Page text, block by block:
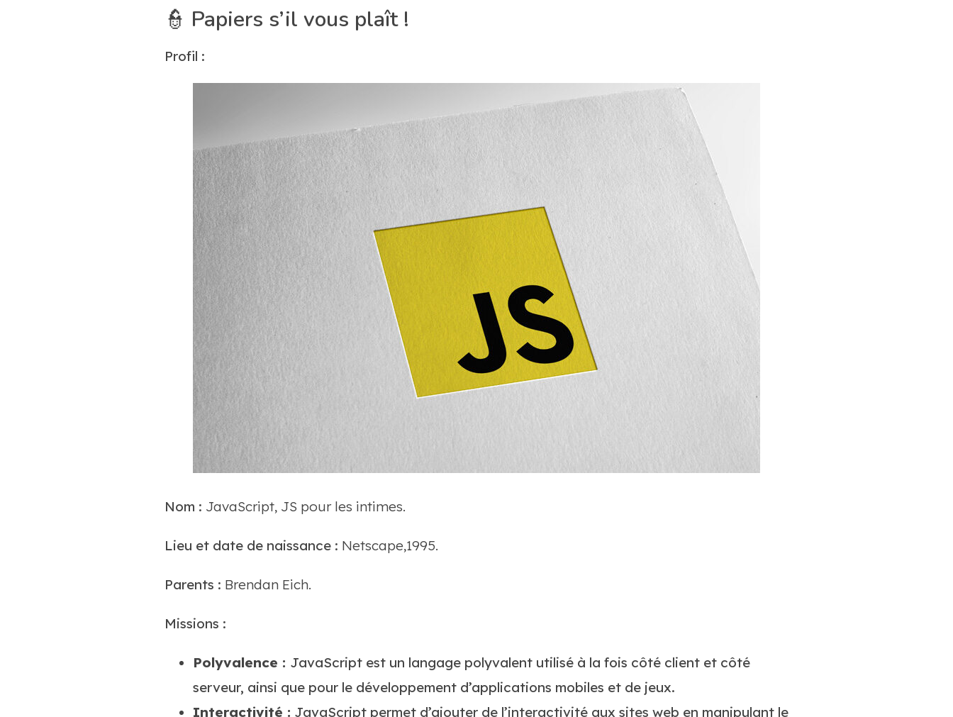
👮 Papiers s’il vous plaît !
Profil :
Nom : JavaScript, JS pour les intimes.
Lieu et date de naissance : Netscape,1995.
Parents : Brendan Eich.
Missions :
Polyvalence : JavaScript est un langage polyvalent utilisé à la fois côté client et côté
serveur, ainsi que pour le développement d’applications mobiles et de jeux.
Interactivité : JavaScript permet d’ajouter de l’interactivité aux sites web en manipulant le